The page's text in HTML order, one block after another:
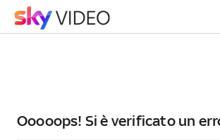
Ooooops! Si è verificato un